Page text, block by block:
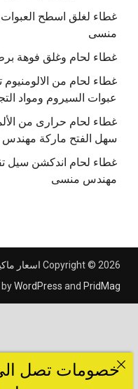
غطاء لغلق اسطح
منسى
غطاء لحام وغلق فوهة
غطاء لحام من
عبوات السيروم ومواد
غطاء لحام حرارى من
سهل الفتح ماركة
غطاء لحام اندكشن سيل
مهندس منسى
Copyright © 2026اسعار
byWordPressandPridMag